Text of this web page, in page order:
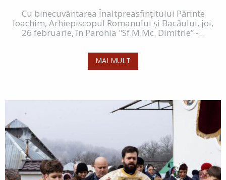
Cu binecuvântarea Înaltpreasfințitului Părinte
Ioachim, Arhiepiscopul Romanului și Bacăului, joi,
26 februarie, în Parohia "Sf.M.Mc. Dimitrie” -...
MAI MULT